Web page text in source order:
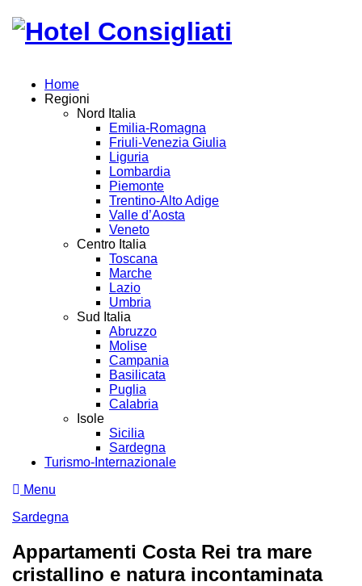
Home
Regioni
Nord Italia
Emilia-Romagna
Friuli-Venezia Giulia
Liguria
Lombardia
Piemonte
Trentino-Alto Adige
Valle d’Aosta
Veneto
Centro Italia
Toscana
Marche
Lazio
Umbria
Sud Italia
Abruzzo
Molise
Campania
Basilicata
Puglia
Calabria
Isole
Sicilia
Sardegna
Turismo-Internazionale
Menu
Sardegna
Appartamenti Costa Rei tra mare
cristallino e natura incontaminata